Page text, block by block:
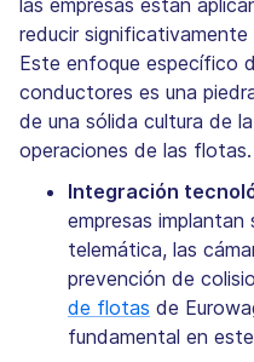
reducir
Este enfoque específico
conductores es una
de una sólida cultura de
operaciones de las flotas.
Integración
empresas implantan
telemática, las
prevención de
de flotas de
fundamental en